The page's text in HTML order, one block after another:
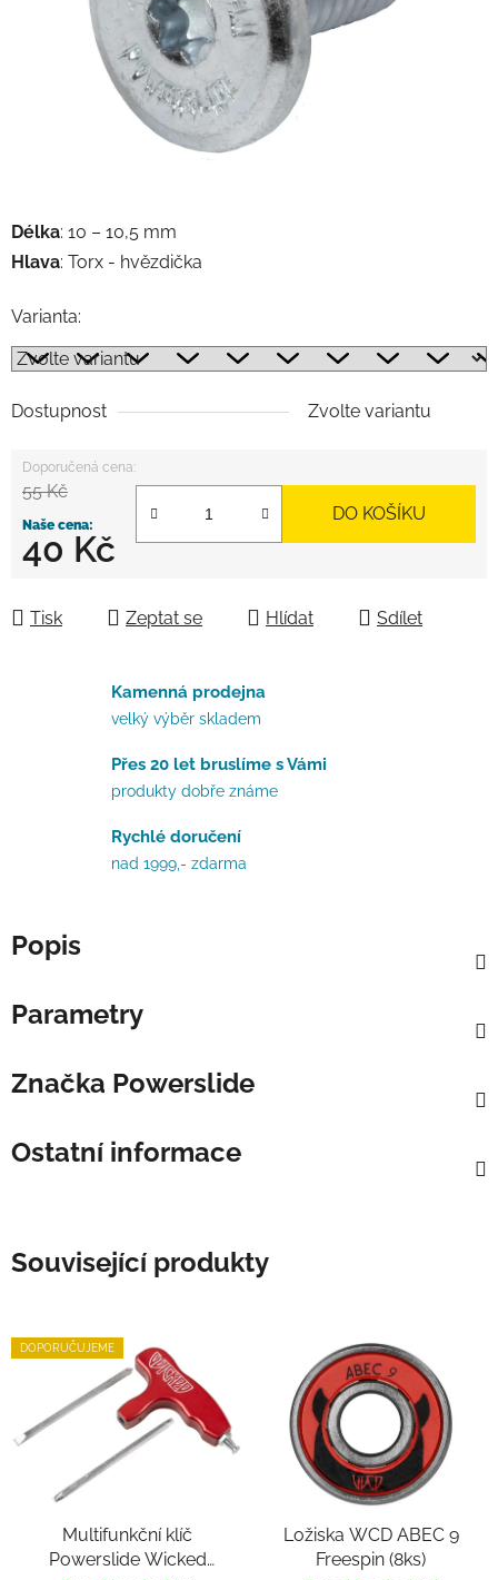
Délka: 10 – 10,5 mm
Hlava: Torx - hvězdička
Varianta:
Dostupnost Zvolte variantu
55 Kč
40 Kč
DO KOŠÍKU
Tisk Zeptat se Hlídat Sdílet
Kamenná prodejna
velký výběr skladem
Přes 20 let bruslíme s Vámi
produkty dobře známe
Rychlé doručení
nad 1999,- zdarma
Popis
Parametry
Značka Powerslide
Ostatní informace
Související produkty
DOPORUČUJEME
Multifunkční klíč
Powerslide Wicked
Ložiska WCD ABEC 9
Freespin (8ks)